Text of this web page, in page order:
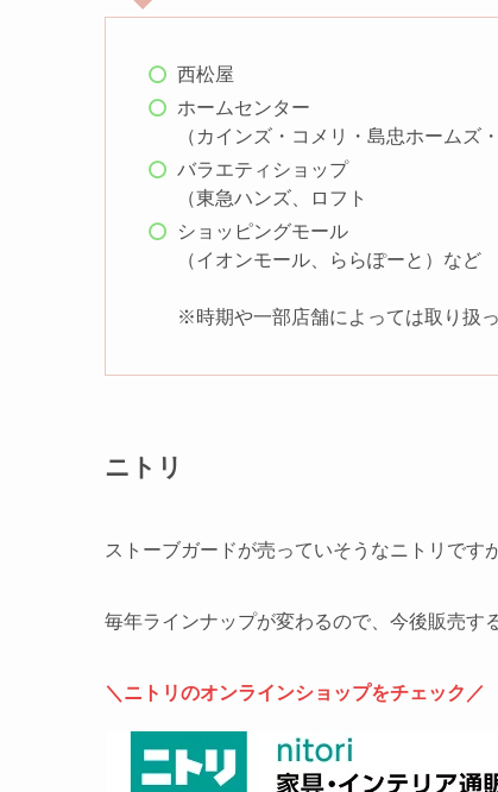
西松屋
ホームセンター
（カインズ・コメリ・島忠ホームズ
バラエティショップ
（東急ハンズ、ロフト
ショッピングモール
（イオンモール、ららぽーと）など
※時期や一部店舗によっては取り扱
ニトリ
ストーブガードが売っていそうなニトリです
毎年ラインナップが変わるので、今後販売す
＼ニトリのオンラインショップをチェック／